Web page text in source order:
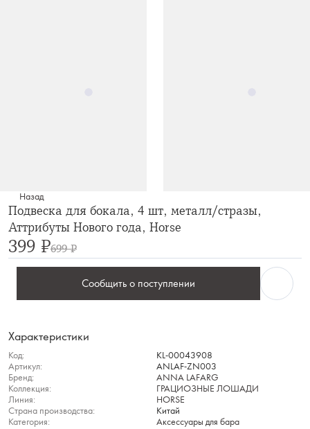
Назад
Подвеска для бокала, 4 шт, металл/стразы,
Аттрибуты Нового года, Horse
399 ₽699 ₽
Сообщить о поступлении
Характеристики
Код:
KL-00043908
Артикул:
ANLAF-ZN003
Бренд:
ANNA LAFARG
Коллекция:
ГРАЦИОЗНЫЕ ЛОШАДИ
Линия:
HORSE
Страна производства:
Китай
Категория:
Аксессуары для бара